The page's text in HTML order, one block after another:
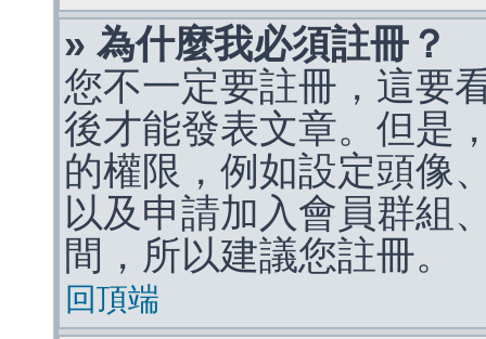
» 為什麼我必須註冊？
您不一定要註冊，這要
後才能發表文章。但是
的權限，例如設定頭像
以及申請加入會員群組
間，所以建議您註冊。
回頂端